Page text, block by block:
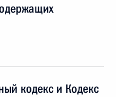
кодекс и Кодекс